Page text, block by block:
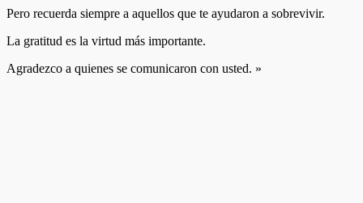
Pero recuerda siempre a aquellos que te ayudaron a sobrevivir.
La gratitud es la virtud más importante.
Agradezco a quienes se comunicaron con usted. »